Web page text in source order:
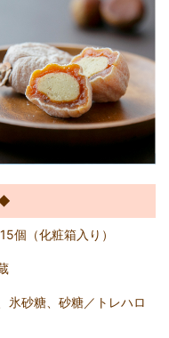
個（化粧箱入り）
氷砂糖、砂糖／トレハロ